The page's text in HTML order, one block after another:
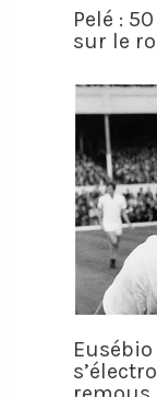
Pelé :
sur le